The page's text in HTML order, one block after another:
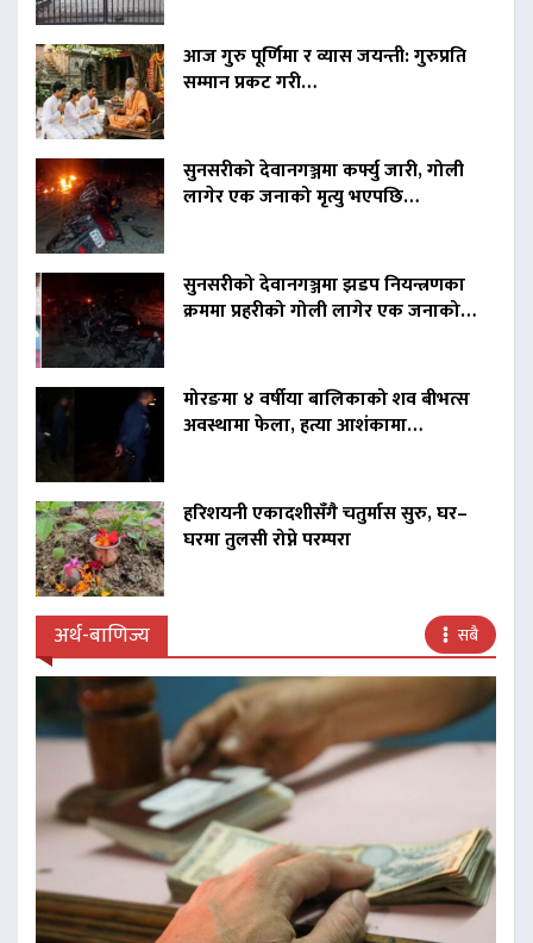
आज गुरु पूर्णिमा र व्यास जयन्ती: गुरुप्रति
सम्मान प्रकट गरी…
सुनसरीको देवानगञ्जमा कर्फ्यु जारी, गोली
लागेर एक जनाको मृत्यु भएपछि…
सुनसरीको देवानगञ्जमा झडप नियन्त्रणका
क्रममा प्रहरीको गोली लागेर एक जनाको…
मोरङमा ४ वर्षीया बालिकाको शव बीभत्स
अवस्थामा फेला, हत्या आशंकामा…
हरिशयनी एकादशीसँगै चतुर्मास सुरु, घर–
घरमा तुलसी रोप्ने परम्परा
अर्थ-बाणिज्य सबै